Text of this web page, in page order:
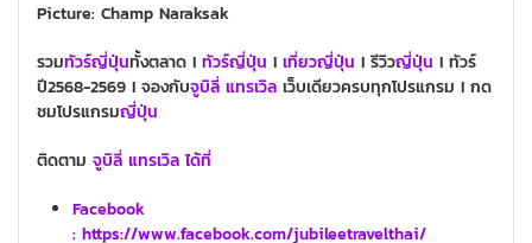
Picture: Champ Naraksak
รวมทัวร์ญี่ปุ่นทั้งตลาด I ทัวร์ญี่ปุ่น I เที่ยวญี่ปุ่น I รีวิวญี่ปุ่น I ทัวร์
ปี2568-2569 I จองกับจูบิลี่ แทรเวิล เว็บเดียวครบทุกโปรแกรม I กด
ชมโปรแกรมญี่ปุ่น
ติดตาม จูบิลี่ แทรเวิล ได้ที่
Facebook
: https://www.facebook.com/jubileetravelthai/